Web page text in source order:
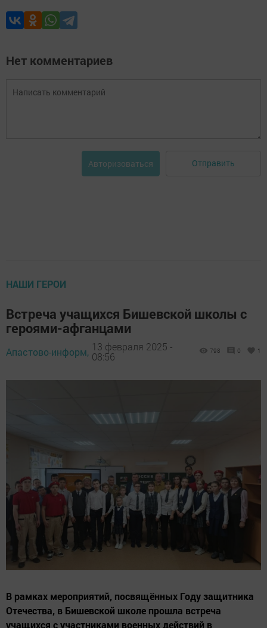
Нет комментариев
Авторизоваться Отправить
НАШИ ГЕРОИ
Встреча учащихся Бишевской школы с
героями-афганцами
Апастово-информ, 13 февраля 2025 -
08:56
798 0 1
В рамках мероприятий, посвящённых Году защитника
Отечества, в Бишевской школе прошла встреча
учащихся с участниками военных действий в